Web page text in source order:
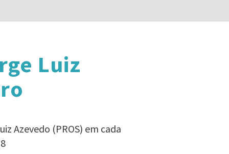
Luiz
Azevedo (PROS) em cada